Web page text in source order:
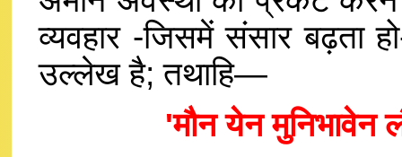
व्यवहार -जिसमें संसार बढ़ता
उल्लेख है; तथाहि—
'मौन येन मुनिभावेन